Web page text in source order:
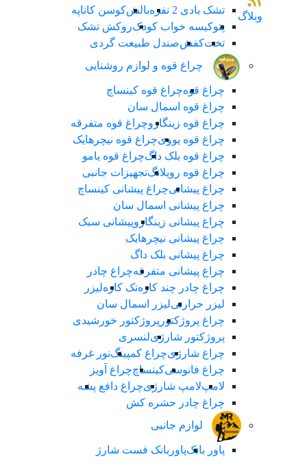
وبلاگ
تشک بادی 2 نفره
بالشکوسن کاناپه
پتوکیسه خواب کودکروکش تشک
تختکفشصندل طبیعت گردی
چراغ قوه و لوازم روشنایی
چراغ قوهچراغ قوه کینساچ
چراغ قوه اسمال سان
چراغ قوه زینگاروچراغ قوه متفرقه
چراغ قوه یوویچراغ قوه نیچرهایک
چراغ قوه بلک‌ داگچراغ قوه یامو
چراغ قوه رویلانگتجهیزات جانبی
چراغ پیشانیچراغ پیشانی کینساچ
چراغ پیشانی اسمال سان
چراغ پیشانی زینگاروپیشانی سبک
چراغ پیشانی نیچرهایک
چراغ پیشانی بلک داگ
چراغ پیشانی متفرقهچراغ چادر
چراغ چادر چند کارهتک کارهلیزر
لیزر حرارتیلیزر اسمال سان
چراغ پروژکتور پروژکتور خورشیدی
پروژکتور شارژیلنسری
چراغ شارژیچراغ کمپینگنور غرفه
چراغ فانوسیکینساچچراغ آویز
لامپلامپ شارژیچراغ دافع پشه
چراغ چادر حشره کش
لوازم جانبی
پاور بانکپاوربانک فست شارژ